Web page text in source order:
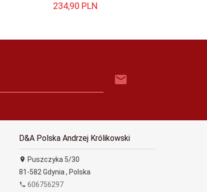
234,90 PLN
D&A Polska Andrzej Królikowski
Puszczyka 5/30
81-582 Gdynia , Polska
606756297